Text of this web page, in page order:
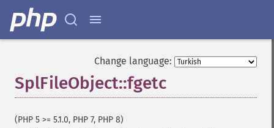
Change language:
SplFileObject::fgetc
(PHP 5 >= 5.1.0, PHP 7, PHP 8)